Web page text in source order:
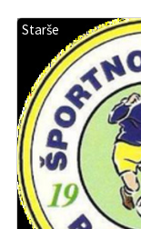
Starše